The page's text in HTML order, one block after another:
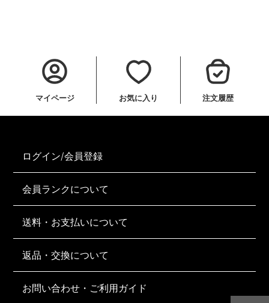
マイページ お気に入り 注文履歴
ログイン/会員登録
会員ランクについて
送料・お支払いについて
返品・交換について
お問い合わせ・ご利用ガイド